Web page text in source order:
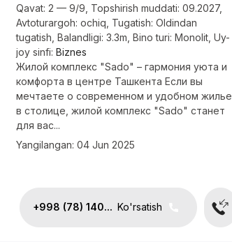
Qavat: 2 — 9/9 Topshirish muddati: 09.2027,
Avtoturargoh: ochiq Tugatish: Oldindan
tugatish Balandligi: 3.3m Bino turi: Monolit, Uy-
joy sinfi: Biznes
Жилой комплекс "Sado" – гармония уюта и
комфорта в центре Ташкента Если вы
мечтаете о современном и удобном жилье
в столице, жилой комплекс "Sado" станет
для вас...
Yangilangan: 04 Jun 2025
+998 (78) 140... Ko'rsatish